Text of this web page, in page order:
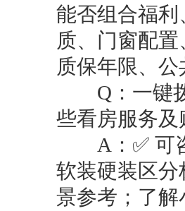
能否组合福
质、门窗配
质保年限、
Q：一键拨
些看房服务
A：✅ 可咨
软装硬装区
景参考；了